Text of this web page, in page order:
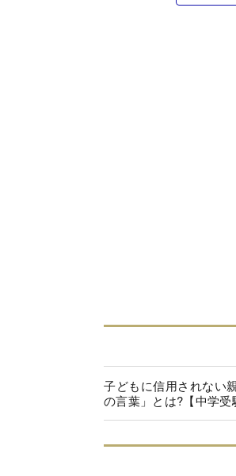
子どもに信用されない
の言葉」とは?【中学受